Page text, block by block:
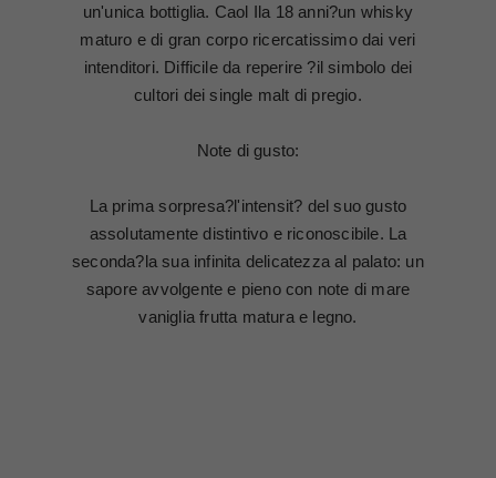
un'unica bottiglia. Caol Ila 18 anni?un whisky
maturo e di gran corpo ricercatissimo dai veri
intenditori. Difficile da reperire ?il simbolo dei
cultori dei single malt di pregio.
Note di gusto:
La prima sorpresa?l'intensit? del suo gusto
assolutamente distintivo e riconoscibile. La
seconda?la sua infinita delicatezza al palato: un
sapore avvolgente e pieno con note di mare
vaniglia frutta matura e legno.